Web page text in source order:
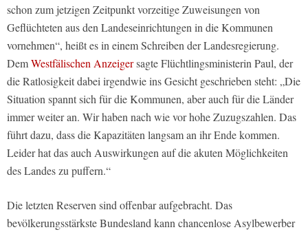
schon zum jetzigen Zeitpunkt vorzeitige Zuweisungen von
Geflüchteten aus den Landeseinrichtungen in die Kommunen
vornehmen“, heißt es in einem Schreiben der Landesregierung.
DemWestfälischen Anzeigersagte Flüchtlingsministerin Paul, der
die Ratlosigkeit dabei irgendwie ins Gesicht geschrieben steht: „Die
Situation spannt sich für die Kommunen, aber auch für die Länder
immer weiter an. Wir haben nach wie vor hohe Zuzugszahlen. Das
führt dazu, dass die Kapazitäten langsam an ihr Ende kommen.
Leider hat das auch Auswirkungen auf die akuten Möglichkeiten
des Landes zu puffern.“
Die letzten Reserven sind offenbar aufgebracht. Das
bevölkerungsstärkste Bundesland kann chancenlose Asylbewerber